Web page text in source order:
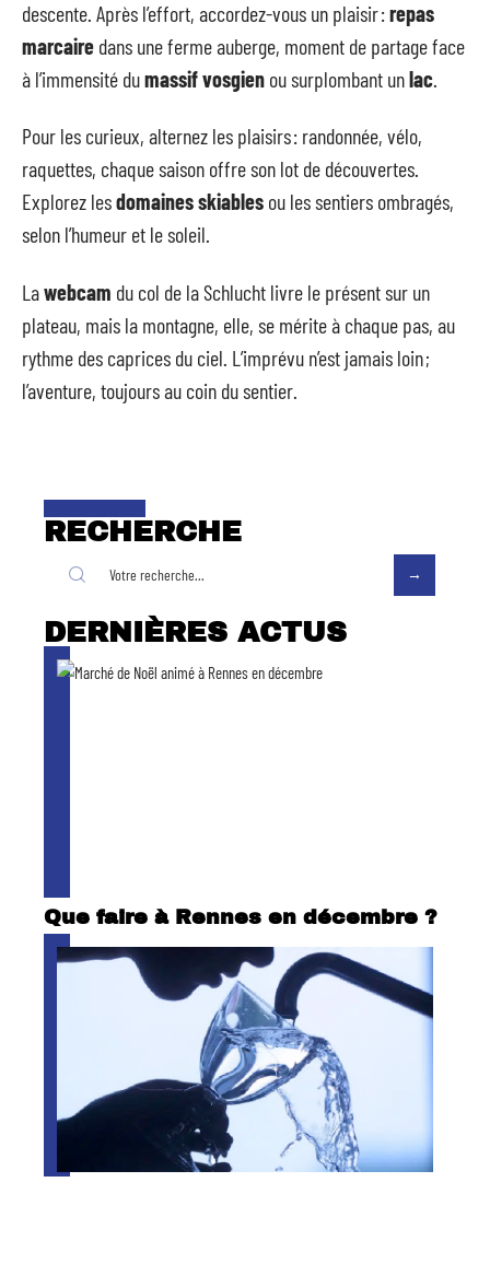
descente. Après l’effort, accordez-vous un plaisir :repas
marcaire dans une ferme auberge, moment de partage face
à l’immensité dumassif vosgien ou surplombant unlac
Pour les curieux, alternez les plaisirs : randonnée, vélo,
raquettes, chaque saison offre son lot de découvertes.
Explorez lesdomaines skiables ou les sentiers ombragés,
selon l’humeur et le soleil.
Lawebcam du col de la Schlucht livre le présent sur un
plateau, mais la montagne, elle, se mérite à chaque pas, au
rythme des caprices du ciel. L’imprévu n’est jamais loin ;
l’aventure, toujours au coin du sentier.
RECHERCHE
DERNIÈRES ACTUS
Que faire à Rennes en décembre ?